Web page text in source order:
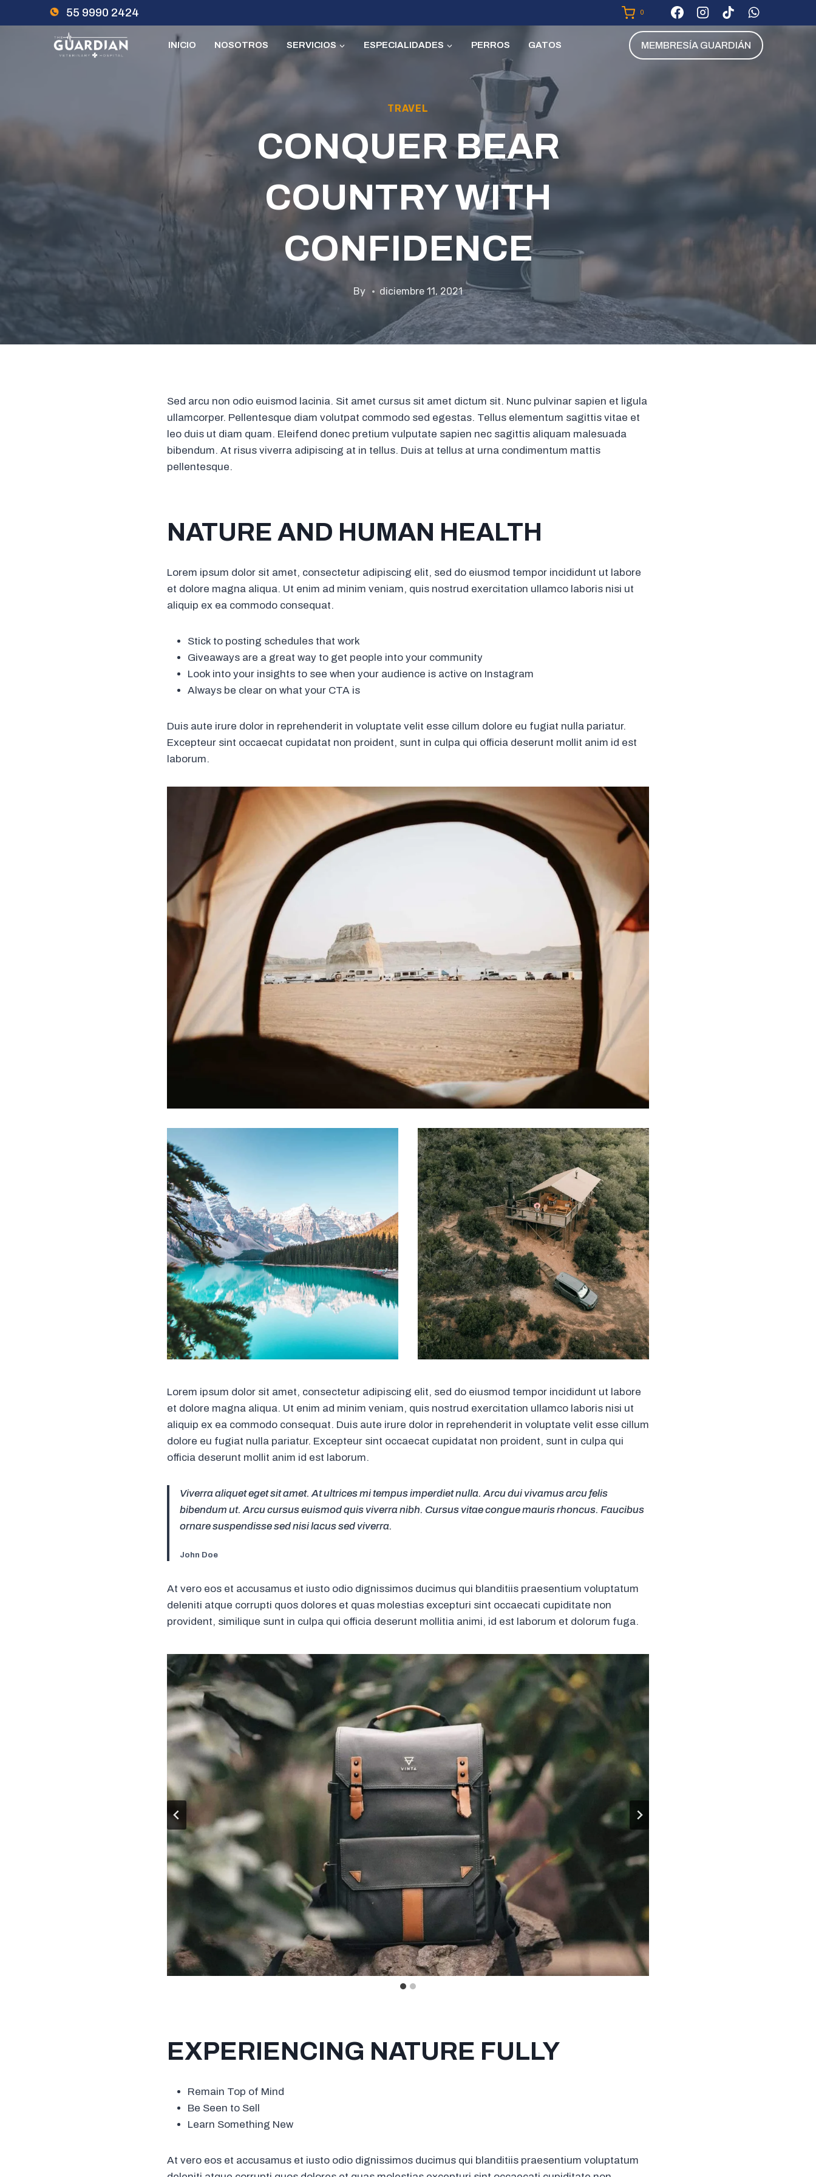
to
55 9990 2424 0
INICIO NOSOTROS SERVICIOS ESPECIALIDADES PERROS GATOS MEMBRESÍA GUARDIÁN
TRAVEL
CONQUER BEAR
COUNTRY WITH
CONFIDENCE
By diciembre 11, 2021
Sed arcu non odio euismod lacinia. Sit amet cursus sit amet dictum sit. Nunc pulvinar sapien et ligula
ullamcorper. Pellentesque diam volutpat commodo sed egestas. Tellus elementum sagittis vitae et
leo duis ut diam quam. Eleifend donec pretium vulputate sapien nec sagittis aliquam malesuada
bibendum. At risus viverra adipiscing at in tellus. Duis at tellus at urna condimentum mattis
pellentesque.
NATURE AND HUMAN HEALTH
Lorem ipsum dolor sit amet, consectetur adipiscing elit, sed do eiusmod tempor incididunt ut labore
et dolore magna aliqua. Ut enim ad minim veniam, quis nostrud exercitation ullamco laboris nisi ut
aliquip ex ea commodo consequat.
Stick to posting schedules that work
Giveaways are a great way to get people into your community
Look into your insights to see when your audience is active on Instagram
Always be clear on what your CTA is
Duis aute irure dolor in reprehenderit in voluptate velit esse cillum dolore eu fugiat nulla pariatur.
Excepteur sint occaecat cupidatat non proident, sunt in culpa qui officia deserunt mollit anim id est
laborum.
Lorem ipsum dolor sit amet, consectetur adipiscing elit, sed do eiusmod tempor incididunt ut labore
et dolore magna aliqua. Ut enim ad minim veniam, quis nostrud exercitation ullamco laboris nisi ut
aliquip ex ea commodo consequat. Duis aute irure dolor in reprehenderit in voluptate velit esse cillum
dolore eu fugiat nulla pariatur. Excepteur sint occaecat cupidatat non proident, sunt in culpa qui
officia deserunt mollit anim id est laborum.
Viverra aliquet eget sit amet. At ultrices mi tempus imperdiet nulla. Arcu dui vivamus arcu felis
bibendum ut. Arcu cursus euismod quis viverra nibh. Cursus vitae congue mauris rhoncus. Faucibus
ornare suspendisse sed nisi lacus sed viverra.
John Doe
At vero eos et accusamus et iusto odio dignissimos ducimus qui blanditiis praesentium voluptatum
deleniti atque corrupti quos dolores et quas molestias excepturi sint occaecati cupiditate non
provident, similique sunt in culpa qui officia deserunt mollitia animi, id est laborum et dolorum fuga.
EXPERIENCING NATURE FULLY
Remain Top of Mind
Be Seen to Sell
Learn Something New
At vero eos et accusamus et iusto odio dignissimos ducimus qui blanditiis praesentium voluptatum